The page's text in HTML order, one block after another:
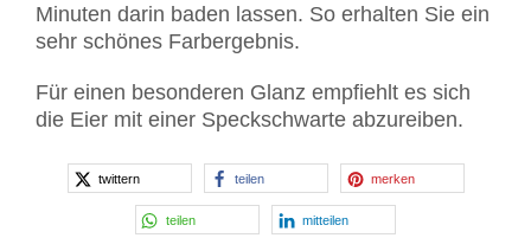
Minuten darin baden lassen. So erhalten Sie ein
sehr schönes Farbergebnis.
Für einen besonderen Glanz empfiehlt es sich
die Eier mit einer Speckschwarte abzureiben.
twittern teilen merken
teilen mitteilen